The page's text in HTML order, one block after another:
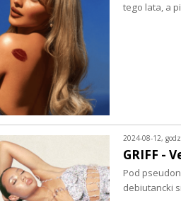
tego lata, a
2024-08-12,
GRIFF -
Pod
debiutancki